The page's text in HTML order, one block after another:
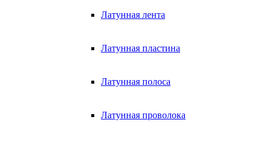
Латунная лента
Латунная пластина
Латунная полоса
Латунная проволока